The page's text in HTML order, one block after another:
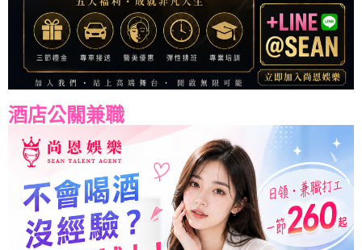
酒店公關兼職